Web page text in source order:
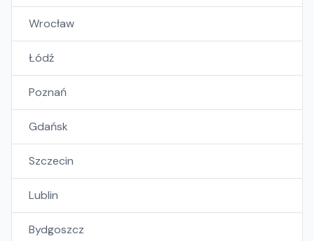
Wrocław
Łódź
Poznań
Gdańsk
Szczecin
Lublin
Bydgoszcz